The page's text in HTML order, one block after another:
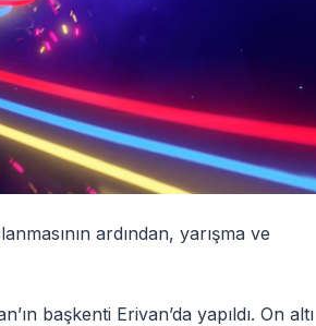
ardından, yarışma ve
başkenti Erivan’da yapıldı. On altı